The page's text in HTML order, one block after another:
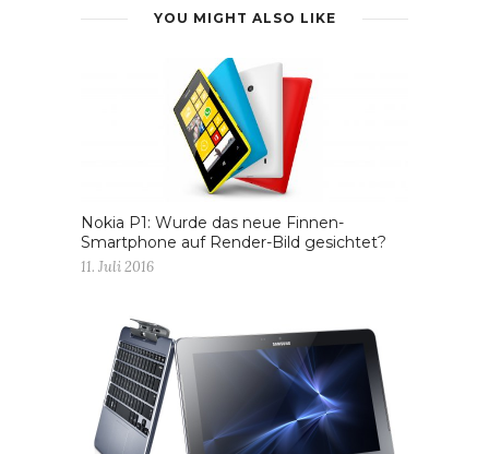
YOU MIGHT ALSO LIKE
Nokia P1: Wurde das neue Finnen-
Smartphone auf Render-Bild gesichtet?
11. Juli 2016